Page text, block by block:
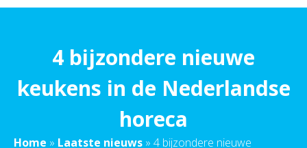
4 bijzondere nieuwe
keukens in de Nederlandse
horeca
Home » Laatste nieuws » 4 bijzondere nieuwe